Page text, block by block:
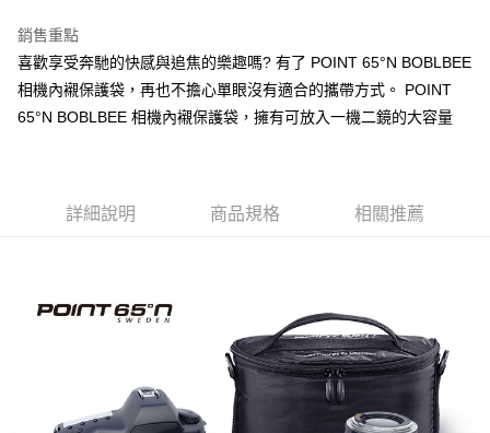
【注意事項】
用戶於交易時，得透過本服務購買商品或服務，並由商店將買賣／分期付款
買賣價金債權讓與本公司後，依約使用本公司帳單繳交帳款。
2.基於同意付款使用「大哥付你分期」之契約關係目的，商店將以您的個人
資料（包含姓名、電話或地址）提供予台灣大哥大進項蒐集、處理及利用，
付款後門市自取
免運費
銷售重點
喜歡享受奔馳的快感與追焦的樂趣嗎? 有了 POINT 65°N BOBLBEE
相機內襯保護袋，再也不擔心單眼沒有適合的攜帶方式。 POINT
65°N BOBLBEE 相機內襯保護袋，擁有可放入一機二鏡的大容量
詳細說明 商品規格 相關推薦